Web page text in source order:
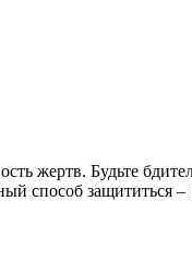
жертв. Будьте
защититься –